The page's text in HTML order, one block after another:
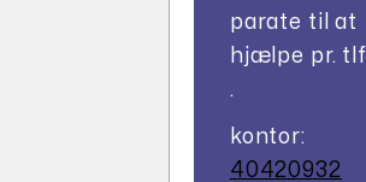
parate til at
hjælpe pr. tlf
.
kontor:
40420932